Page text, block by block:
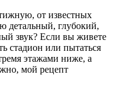
от известных
глубокий,
звук? Если вы живете
стадион или пытаться
этажами ниже, а
мой рецепт